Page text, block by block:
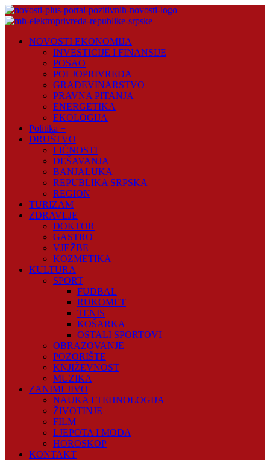
Skip
to
Plus
NOVOSTI EKONOMIJA
INVESTICIJE I FINANSIJE
POSAO
POLJOPRIVREDA
GRAĐEVINARSTVO
PRAVNA PITANJA
ENERGETIKA
EKOLOGIJA
Politika +
DRUŠTVO
LIČNOSTI
DEŠAVANJA
BANJALUKA
REPUBLIKA SRPSKA
REGION
TURIZAM
ZDRAVLJE
DOKTOR
GASTRO
VJEŽBE
KOZMETIKA
KULTURA
SPORT
FUDBAL
RUKOMET
TENIS
KOŠARKA
OSTALI SPORTOVI
OBRAZOVANJE
POZORIŠTE
KNJIŽEVNOST
MUZIKA
ZANIMLJIVO
NAUKA I TEHNOLOGIJA
ŽIVOTINJE
FILM
LJEPOTA I MODA
HOROSKOP
KONTAKT